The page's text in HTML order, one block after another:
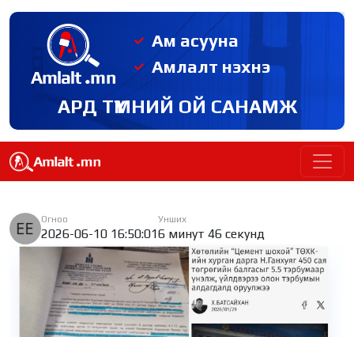
Ам асууна
Амлалт нэхнэ
АРД ТҮМНИЙ ОЙ САНАМЖ
Огноо
2026-06-10 16:50:01
Унших
6 минут 46 секунд